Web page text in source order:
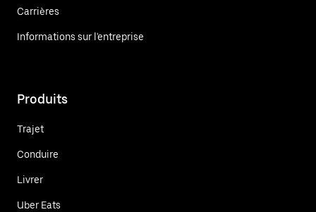
Carrières
Informations sur l'entreprise
Produits
Trajet
Conduire
Livrer
Uber Eats